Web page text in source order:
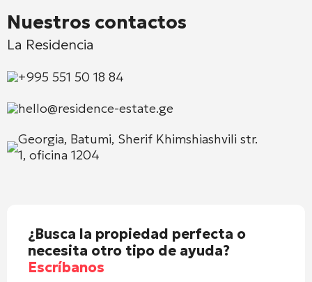
Nuestros contactos
La Residencia
+995 551 50 18 84
hello@residence-estate.ge
Georgia, Batumi, Sherif Khimshiashvili str.
1, oficina 1204
¿Busca la propiedad perfecta o
necesita otro tipo de ayuda?
Escríbanos